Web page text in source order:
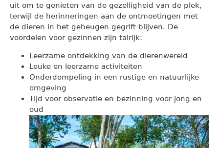
uit om te genieten van de gezelligheid van de plek,
terwijl de herinneringen aan de ontmoetingen met
de dieren in het geheugen gegrift blijven. De
voordelen voor gezinnen zijn talrijk:
Leerzame ontdekking van de dierenwereld
Leuke en leerzame activiteiten
Onderdompeling in een rustige en natuurlijke
omgeving
Tijd voor observatie en bezinning voor jong en
oud